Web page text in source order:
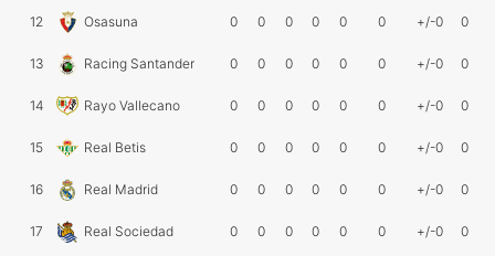
12 Osasuna 0 0 0 0 0 0 +/-0 0
13 Racing Santander 0 0 0 0 0 0 +/-0 0
14 Rayo Vallecano 0 0 0 0 0 0 +/-0 0
15 Real Betis 0 0 0 0 0 0 +/-0 0
16 Real Madrid 0 0 0 0 0 0 +/-0 0
17 Real Sociedad 0 0 0 0 0 0 +/-0 0